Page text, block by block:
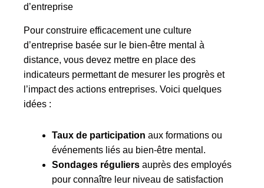
d’entreprise
Pour construire efficacement une culture
d’entreprise basée sur le bien-être mental à
distance, vous devez mettre en place des
indicateurs permettant de mesurer les progrès et
l’impact des actions entreprises. Voici quelques
idées :
Taux de participation aux formations ou
événements liés au bien-être mental.
Sondages réguliers auprès des employés
pour connaître leur niveau de satisfaction